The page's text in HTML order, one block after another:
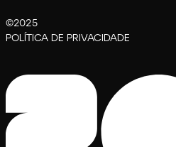
©2025
POLÍTICA DE PRIVACIDADE